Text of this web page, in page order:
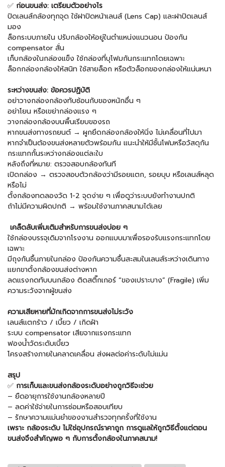
✅ ก่อนขนส่ง: เตรียมตัวอย่างไร
ปิดเลนส์กล้องทุกจุด ใช้ฝาปิดหน้าเลนส์ (Lens Cap) และฝาปิดเลนส์
มอง
ล็อกระบบภายใน ปรับกล้องให้อยู่ในตำแหน่งแนวนอน ป้องกัน
compensator สั่น
เก็บกล้องในกล่องแข็ง ใช้กล่องที่บุโฟมกันกระแทกโดยเฉพาะ
ล็อกกล่องกล้องให้สนิท ใช้สายล็อก หรือตัวล็อกของกล่องให้แน่นหนา
ระหว่างขนส่ง: ข้อควรปฏิบัติ
อย่าวางกล่องกล้องทับซ้อนกับของหนักอื่น ๆ
อย่าโยน หรือเขย่ากล่องแรง ๆ
วางกล่องกล้องบนพื้นเรียบของรถ
หากขนส่งทางรถยนต์ → ผูกยึดกล่องกล้องให้นิ่ง ไม่เคลื่อนที่ไปมา
หากจำเป็นต้องขนส่งหลายตัวพร้อมกัน แนะนำให้มีชั้นโฟมหรือวัสดุกัน
กระแทกกั้นระหว่างกล่องแต่ละใบ
หลังถึงที่หมาย: ตรวจสอบกล้องทันที
เปิดกล่อง → ตรวจสอบตัวกล้องว่ามีรอยแตก, รอยบุบ หรือเลนส์หลุด
หรือไม่
ตั้งกล้องทดลองวัด 1-2 จุดง่าย ๆ เพื่อดูว่าระบบยังทำงานปกติ
ถ้าไม่มีความผิดปกติ → พร้อมใช้งานภาคสนามได้เลย
เคล็ดลับเพิ่มเติมสำหรับการขนส่งบ่อย ๆ
ใช้กล่องบรรจุเดิมจากโรงงาน ออกแบบมาเพื่อรองรับแรงกระแทกโดย
เฉพาะ
มีถุงกันชื้นภายในกล่อง ป้องกันความชื้นสะสมในเลนส์ระหว่างเดินทาง
แยกขาตั้งกล้องขนส่งต่างหาก
ลดแรงกดทับบนกล้อง ติดสติ๊กเกอร์ “ของเปราะบาง” (Fragile) เพิ่ม
ความระวังจากผู้ขนส่ง
ความเสียหายที่มักเกิดจากการขนส่งไม่ระวัง
เลนส์แตกร้าว / เบี้ยว / เกิดฝ้า
ระบบ compensator เสียจากแรงกระแทก
ฟองน้ำวัดระดับเบี้ยว
โครงสร้างภายในคลาดเคลื่อน ส่งผลต่อค่าระดับไม่แม่น
สรุป
✅ การเก็บและขนส่งกล้องระดับอย่างถูกวิธีจะช่วย
– ยืดอายุการใช้งานกล้องหลายปี
– ลดค่าใช้จ่ายในการซ่อมหรือสอบเทียบ
– รักษาความแม่นยำของงานสำรวจทุกครั้งที่ใช้งาน
เพราะ กล้องระดับ ไม่ใช่อุปกรณ์ราคาถูก การดูแลให้ถูกวิธีตั้งแต่ตอน
ขนส่งจึงสำคัญพอ ๆ กับการตั้งกล้องในภาคสนาม!